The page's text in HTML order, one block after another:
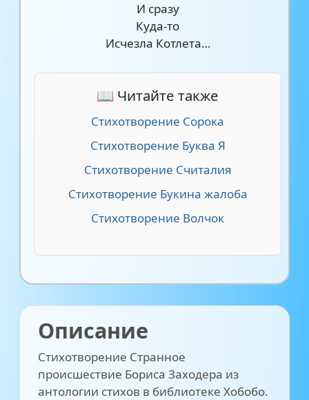
И сразу
Куда-то
Исчезла Котлета…
📖 Читайте также
Стихотворение Сорока
Стихотворение Буква Я
Стихотворение Считалия
Стихотворение Букина жалоба
Стихотворение Волчок
Описание
Стихотворение Странное
происшествие Бориса Заходера из
антологии стихов в библиотеке Хобобо.